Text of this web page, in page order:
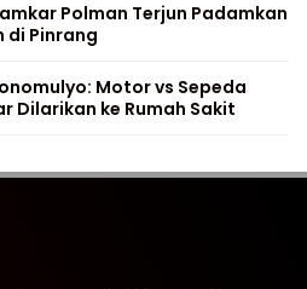
Polman Terjun Padamkan
di Pinrang
Motor vs Sepeda
Dilarikan ke Rumah Sakit